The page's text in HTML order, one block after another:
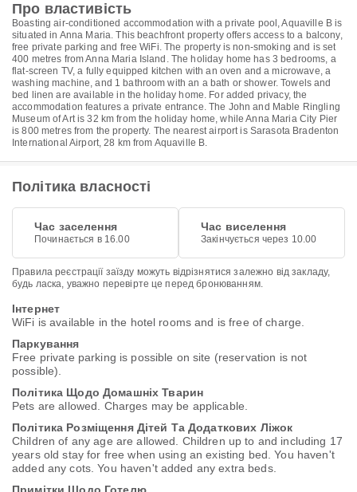
Про властивість
Boasting air-conditioned accommodation with a private pool, Aquaville B is
situated in Anna Maria. This beachfront property offers access to a balcony,
free private parking and free WiFi. The property is non-smoking and is set
400 metres from Anna Maria Island. The holiday home has 3 bedrooms, a
flat-screen TV, a fully equipped kitchen with an oven and a microwave, a
washing machine, and 1 bathroom with an a bath or shower. Towels and
bed linen are available in the holiday home. For added privacy, the
accommodation features a private entrance. The John and Mable Ringling
Museum of Art is 32 km from the holiday home, while Anna Maria City Pier
is 800 metres from the property. The nearest airport is Sarasota Bradenton
International Airport, 28 km from Aquaville B.
Політика власності
Час заселення
Починається в 16.00
Час виселення
Закінчується через 10.00
Правила реєстрації заїзду можуть відрізнятися залежно від закладу,
будь ласка, уважно перевірте це перед бронюванням.
Інтернет
WiFi is available in the hotel rooms and is free of charge.
Паркування
Free private parking is possible on site (reservation is not
possible).
Політика Щодо Домашніх Тварин
Pets are allowed. Charges may be applicable.
Політика Розміщення Дітей Та Додаткових Ліжок
Children of any age are allowed. Children up to and including 17
years old stay for free when using an existing bed. You haven't
added any cots. You haven't added any extra beds.